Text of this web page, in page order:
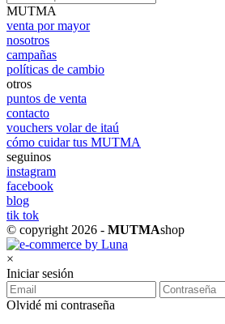
MUTMA
venta por mayor
nosotros
campañas
políticas de cambio
otros
puntos de venta
contacto
vouchers volar de itaú
cómo cuidar tus MUTMA
seguinos
instagram
facebook
blog
tik tok
© copyright 2026 - MUTMAshop
×
Iniciar sesión
Olvidé mi contraseña